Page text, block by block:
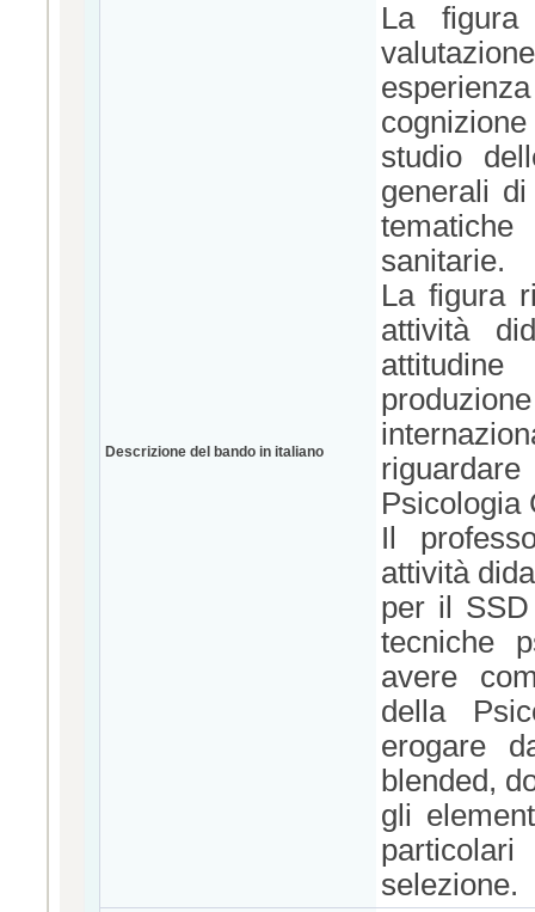
Descrizione del bando in italiano
La figura
studio
generali
sanitarie.
La figura
attività
Psicologia
Il
attività
per il
tecniche
avere
della
erogare
blended,
gli
selezione.